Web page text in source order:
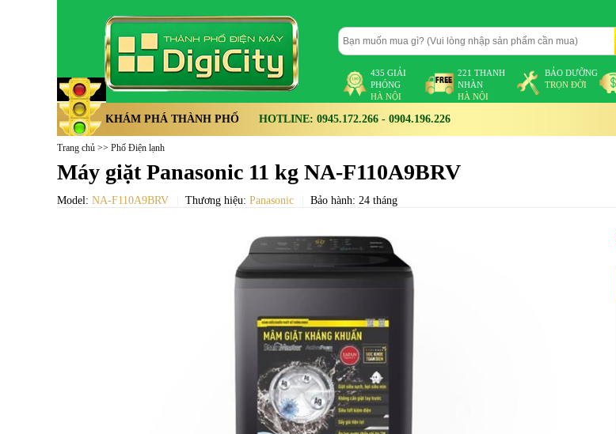
435 GIẢI
PHÓNG
HÀ NỘI
221 THANH
NHÀN
HÀ NỘI
BẢO DƯỠNG
TRỌN ĐỜI
KHÁM PHÁ THÀNH PHỐ HOTLINE: 0945.172.266 - 0904.196.226
Trang chủ >> Phố Điện lạnh
Máy giặt Panasonic 11 kg NA-F110A9BRV
Model: NA-F110A9BRV Thương hiệu: Panasonic Bảo hành: 24 tháng